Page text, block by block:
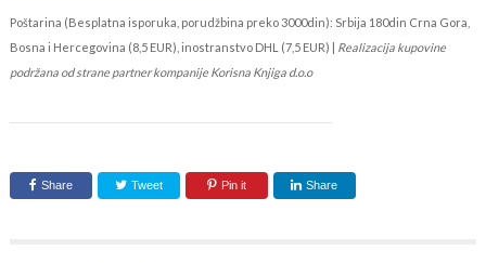
Poštarina (Besplatna isporuka, porudžbina preko 3000din): Srbija 180din Crna Gora,
Bosna i Hercegovina (8,5 EUR), inostranstvo DHL (7,5 EUR) | Realizacija kupovine
podržana od strane partner kompanije Korisna Knjiga d.o.o
Share Tweet Pin it Share